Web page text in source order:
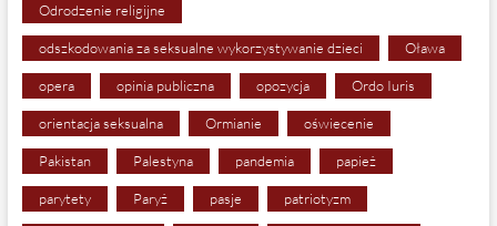
Odrodzenie religijne
odszkodowania za seksualne wykorzystywanie dzieci Oława
opera opinia publiczna opozycja Ordo Iuris
orientacja seksualna Ormianie oświecenie
Pakistan Palestyna pandemia papież
parytety Paryż pasje patriotyzm